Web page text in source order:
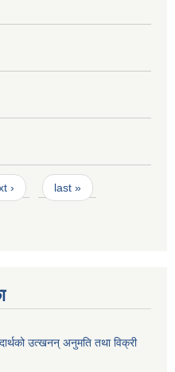
› last »
उत्खनन् अनुमति तथा विक्री